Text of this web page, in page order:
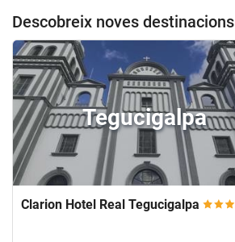
Descobreix noves destinacions
Tegucigalpa
Clarion Hotel Real Tegucigalpa